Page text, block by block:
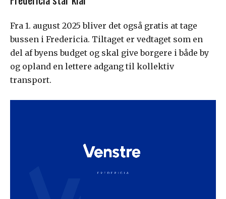
Fra 1. august 2025 bliver det også gratis at tage
bussen i Fredericia. Tiltaget er vedtaget som en
del af byens budget og skal give borgere i både by
og opland en lettere adgang til kollektiv
transport.